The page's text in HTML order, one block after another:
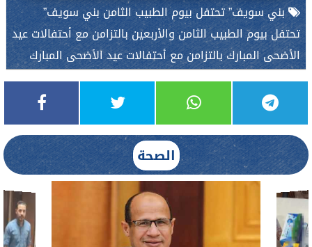
بني سويف” تحتفل بيوم الطبيب الثامن بني سويف”
تحتفل بيوم الطبيب الثامن والأربعين بالتزامن مع أحتفالات عيد
الأضحى المبارك بالتزامن مع أحتفالات عيد الأضحى المبارك
الصحة